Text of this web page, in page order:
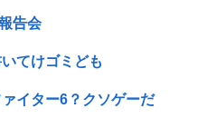
告会
てけゴミども
イター6？クソゲーだ